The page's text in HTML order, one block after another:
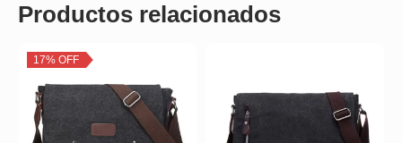
Productos relacionados
17% OFF